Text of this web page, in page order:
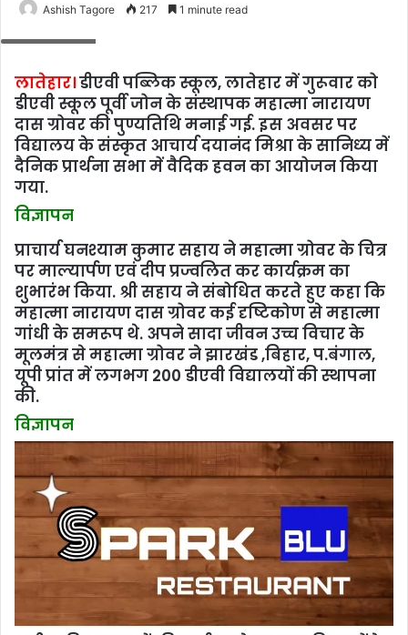
कार्यक्रम में लोग
लातेहार।
डीएवी पब्लिक स्‍कूल, लातेहार में गुरूवार को
डीएवी स्कूल पूर्वी जोन के संस्थापक महात्मा नारायण
दास ग्रोवर की पुण्यतिथि मनाई गई. इस अवसर पर
विद्यालय के संस्कृत आचार्य दयानंद मिश्रा के सानिध्‍य में
दैनिक प्रार्थना सभा में वैदिक हवन का आयोजन किया
गया.
विज्ञापन
प्राचार्य घनश्याम कुमार सहाय ने महात्मा ग्रोवर के चित्र
पर माल्यार्पण एवं दीप प्रज्वलित कर कार्यक्रम का
शुभारंभ किया. श्री सहाय ने संबोधित करते हुए कहा कि
महात्मा नारायण दास ग्रोवर कई दृष्टिकोण से महात्मा
गांधी के समरूप थे. अपने सादा जीवन उच्च विचार के
मूलमंत्र से महात्मा ग्रोवर ने झारखंड ,बिहार, प.बंगाल,
यूपी प्रांत में लगभग 200 डीएवी विद्यालयों की स्थापना
की.
विज्ञापन
अतीत की भावनाओं की चर्चा करते हुए कहा कि उन्होंने